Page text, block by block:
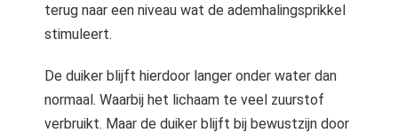
terug naar een niveau wat de ademhalingsprikkel
stimuleert.
De duiker blijft hierdoor langer onder water dan
normaal. Waarbij het lichaam te veel zuurstof
verbruikt. Maar de duiker blijft bij bewustzijn door